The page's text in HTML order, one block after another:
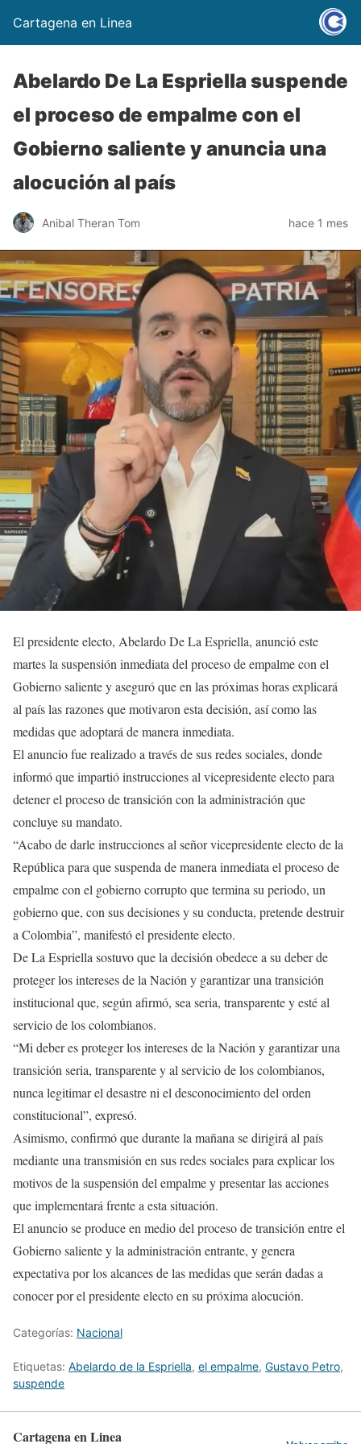
Cartagena en Linea
Abelardo De La Espriella suspende
el proceso de empalme con el
Gobierno saliente y anuncia una
alocución al país
Anibal Theran Tom hace 1 mes
El presidente electo, Abelardo De La Espriella, anunció este
martes la suspensión inmediata del proceso de empalme con el
Gobierno saliente y aseguró que en las próximas horas explicará
al país las razones que motivaron esta decisión, así como las
medidas que adoptará de manera inmediata.
El anuncio fue realizado a través de sus redes sociales, donde
informó que impartió instrucciones al vicepresidente electo para
detener el proceso de transición con la administración que
concluye su mandato.
“Acabo de darle instrucciones al señor vicepresidente electo de la
República para que suspenda de manera inmediata el proceso de
empalme con el gobierno corrupto que termina su periodo, un
gobierno que, con sus decisiones y su conducta, pretende destruir
a Colombia”, manifestó el presidente electo.
De La Espriella sostuvo que la decisión obedece a su deber de
proteger los intereses de la Nación y garantizar una transición
institucional que, según afirmó, sea seria, transparente y esté al
servicio de los colombianos.
“Mi deber es proteger los intereses de la Nación y garantizar una
transición seria, transparente y al servicio de los colombianos,
nunca legitimar el desastre ni el desconocimiento del orden
constitucional”, expresó.
Asimismo, confirmó que durante la mañana se dirigirá al país
mediante una transmisión en sus redes sociales para explicar los
motivos de la suspensión del empalme y presentar las acciones
que implementará frente a esta situación.
El anuncio se produce en medio del proceso de transición entre el
Gobierno saliente y la administración entrante, y genera
expectativa por los alcances de las medidas que serán dadas a
conocer por el presidente electo en su próxima alocución.
Categorías: Nacional
Etiquetas: Abelardo de la Espriella, el empalme, Gustavo Petro,
suspende
Cartagena en Linea